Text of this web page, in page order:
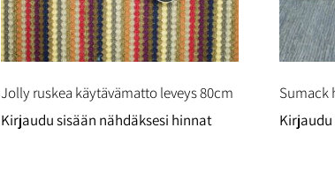
Jolly ruskea käytävämatto leveys 80cm
Kirjaudu sisään nähdäksesi hinnat
Sumack